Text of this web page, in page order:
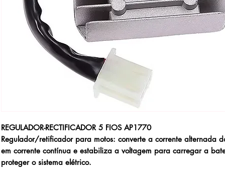
REGULADOR-RECTIFICADOR 5 FIOS AP1770
Regulador/retificador para motos: converte a corrente alternada
em corrente contínua e estabiliza a voltagem para carregar a
proteger o sistema elétrico.